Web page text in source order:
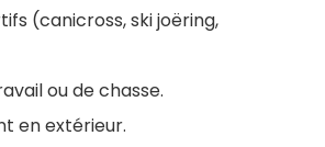
(canicross, ski joëring,
ou de chasse.
en extérieur.